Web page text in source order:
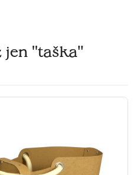
jen ''taška''